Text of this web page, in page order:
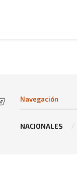
Navegación
NACIONALES